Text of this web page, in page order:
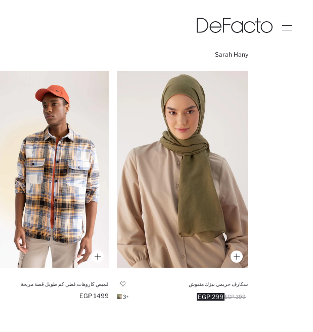
Sarah Hany
سكارف حريمي بيزك منقوش
299 EGP 399 EGP
+3
قميص كاروهات قطن كم طويل قصة مريحة
1499 EGP